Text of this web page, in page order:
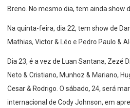
Breno. No mesmo dia, tem ainda show
Na quinta-feira, dia 22, tem show de
Mathias, Victor & Léo e Pedro Paulo &
Dia 23, é a vez de Luan Santana, Zezé
Neto & Cristiano, Munhoz & Mariano,
Cesar & Rodrigo. O sábado, 24, será
internacional de Cody Johnson, em